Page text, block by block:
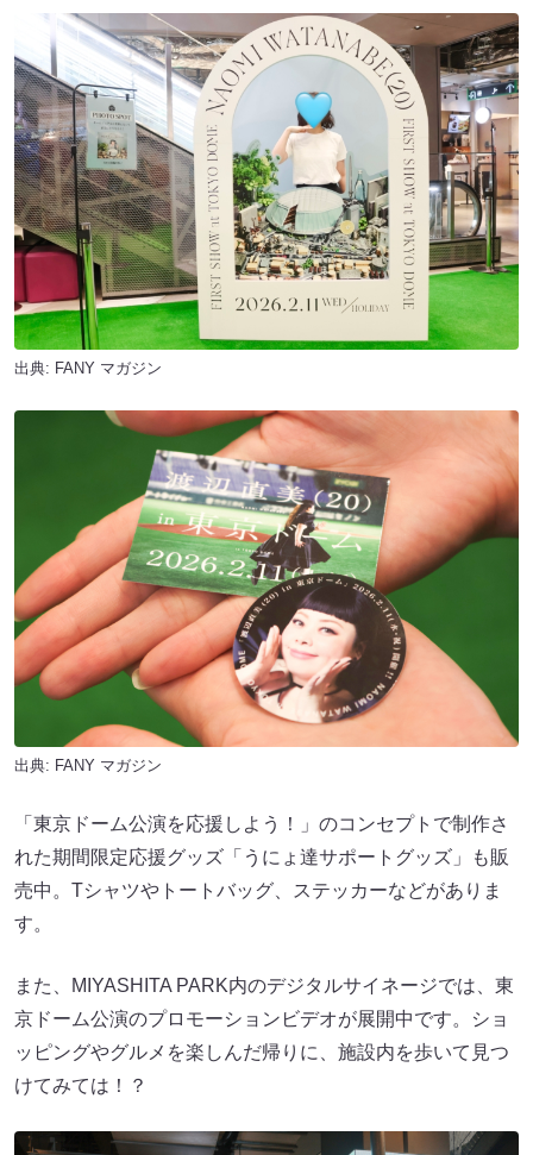
出典: FANY マガジン
出典: FANY マガジン
「東京ドーム公演を応援しよう！」のコンセプトで制作さ
れた期間限定応援グッズ「うにょ達サポートグッズ」も販
売中。Tシャツやトートバッグ、ステッカーなどがありま
す。
また、MIYASHITA PARK内のデジタルサイネージでは、東
京ドーム公演のプロモーションビデオが展開中です。ショ
ッピングやグルメを楽しんだ帰りに、施設内を歩いて見つ
けてみては！？